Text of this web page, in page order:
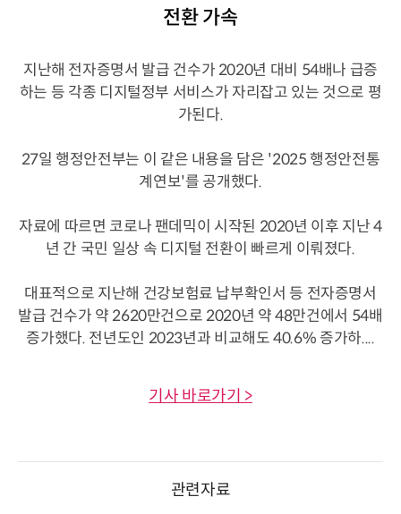
전환 가속
지난해 전자증명서 발급 건수가 2020년 대비 54배나 급증
하는 등 각종 디지털정부 서비스가 자리잡고 있는 것으로 평
가된다.
27일 행정안전부는 이 같은 내용을 담은 '2025 행정안전통
계연보'를 공개했다.
자료에 따르면 코로나 팬데믹이 시작된 2020년 이후 지난 4
년 간 국민 일상 속 디지털 전환이 빠르게 이뤄졌다.
대표적으로 지난해 건강보험료 납부확인서 등 전자증명서
발급 건수가 약 2620만건으로 2020년 약 48만건에서 54배
증가했다. 전년도인 2023년과 비교해도 40.6% 증가하....
기사 바로가기 >
관련자료